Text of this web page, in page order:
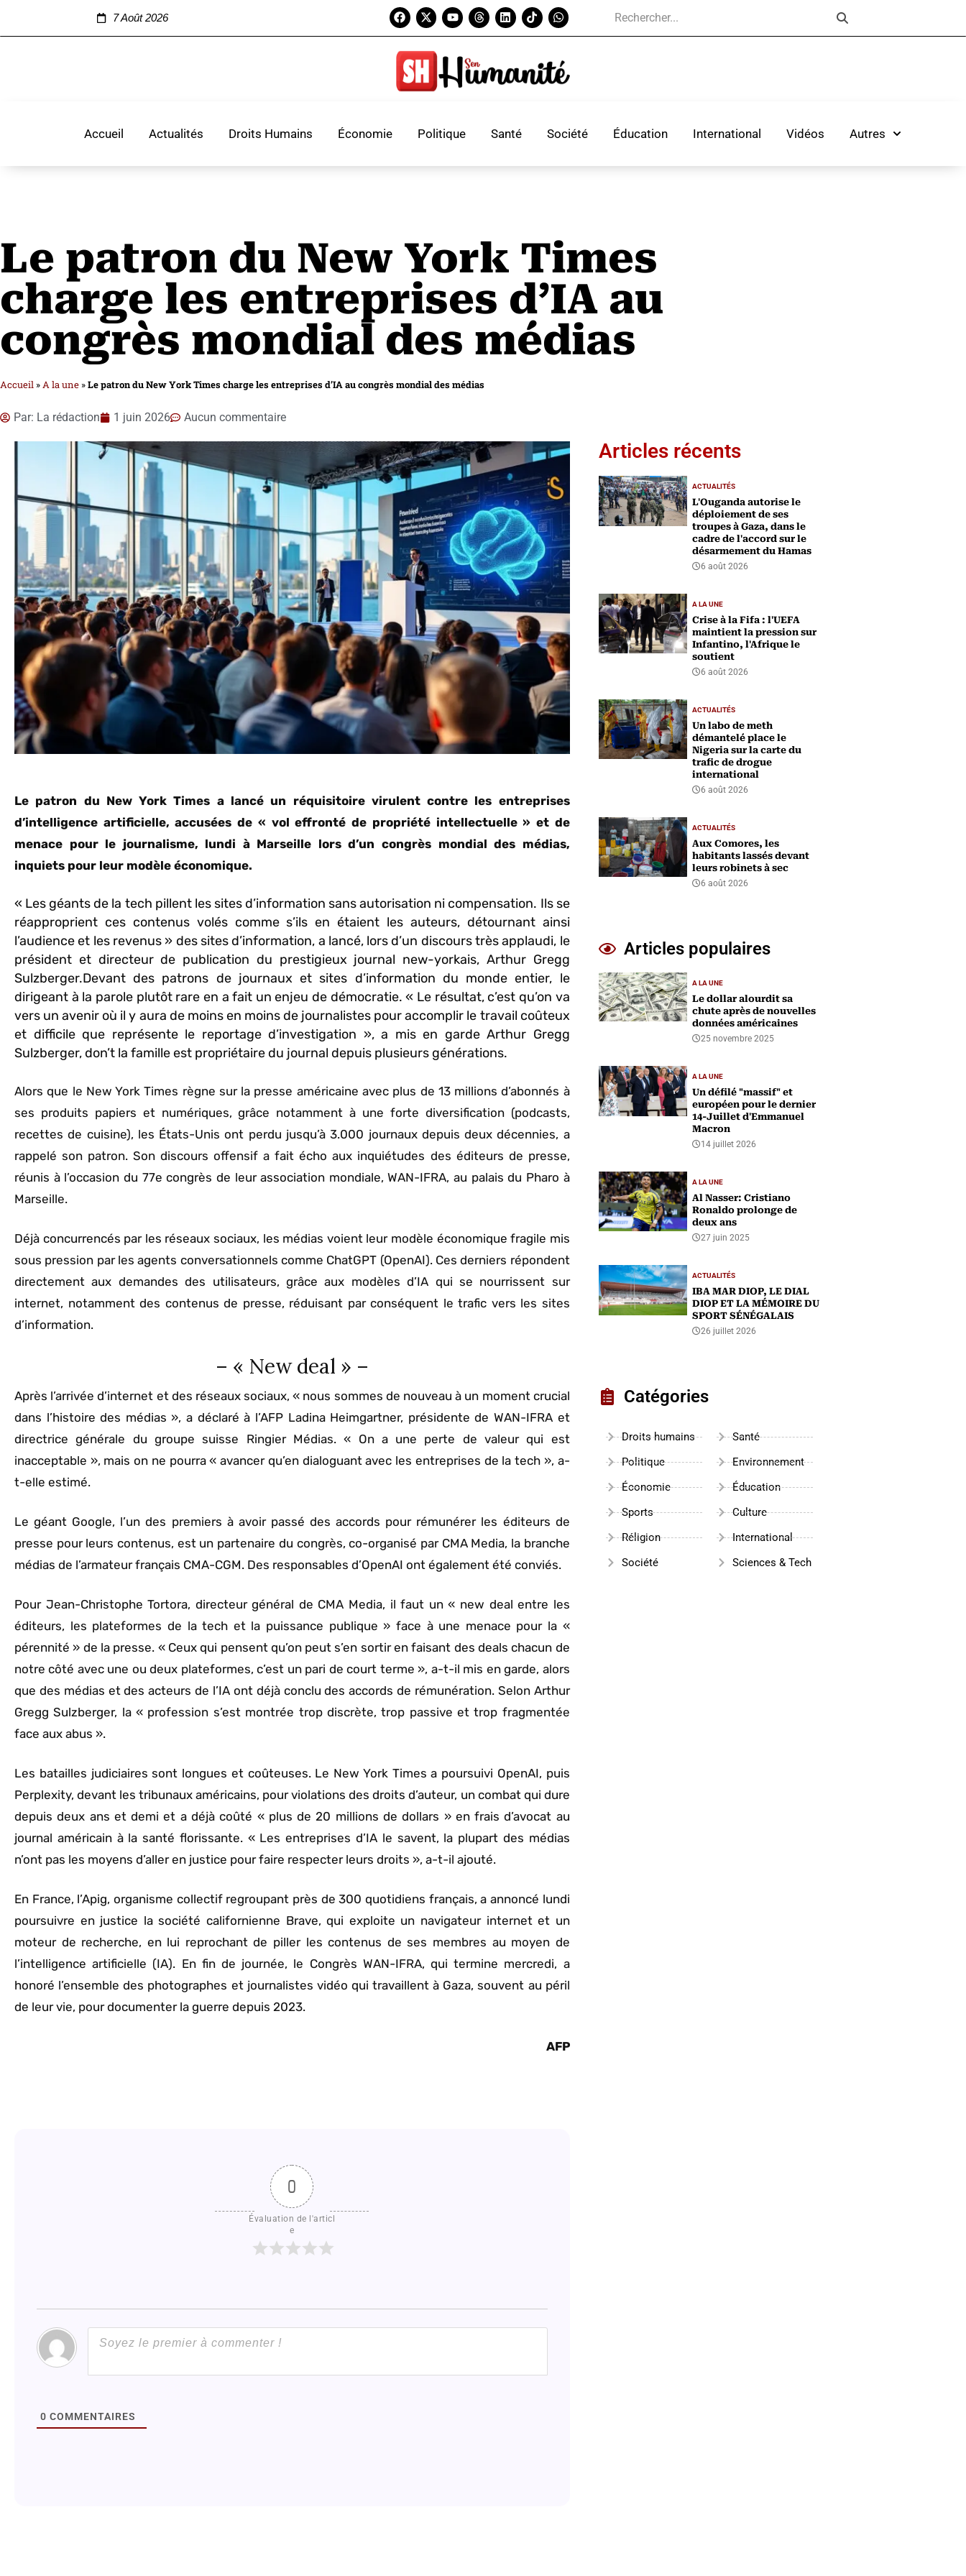
7 Août 2026
Accueil Actualités Droits Humains Économie Politique Santé Société Éducation International Vidéos Autres
Le patron du New York Times
charge les entreprises d’IA au
congrès mondial des médias
Accueil »A la une »Le patron du New York Times charge les entreprises d’IA au congrès mondial des médias
Par: La rédaction 1 juin 2026 Aucun commentaire
Le patron du New York Times a lancé un réquisitoire virulent contre les entreprises
d’intelligence artificielle, accusées de « vol effronté de propriété intellectuelle » et de
menace pour le journalisme, lundi à Marseille lors d’un congrès mondial des médias,
inquiets pour leur modèle économique.
« Les géants de la tech pillent les sites d’information sans autorisation ni compensation. Ils se
réapproprient ces contenus volés comme s’ils en étaient les auteurs, détournant ainsi
l’audience et les revenus » des sites d’information, a lancé, lors d’un discours très applaudi, le
président et directeur de publication du prestigieux journal new-yorkais, Arthur Gregg
Sulzberger.Devant des patrons de journaux et sites d’information du monde entier, le
dirigeant à la parole plutôt rare en a fait un enjeu de démocratie. « Le résultat, c’est qu’on va
vers un avenir où il y aura de moins en moins de journalistes pour accomplir le travail coûteux
et difficile que représente le reportage d’investigation », a mis en garde Arthur Gregg
Sulzberger, don’t la famille est propriétaire du journal depuis plusieurs générations.
Alors que le New York Times règne sur la presse américaine avec plus de 13 millions d’abonnés à
ses produits papiers et numériques, grâce notamment à une forte diversification (podcasts,
recettes de cuisine), les États-Unis ont perdu jusqu’à 3.000 journaux depuis deux décennies, a
rappelé son patron. Son discours offensif a fait écho aux inquiétudes des éditeurs de presse,
réunis à l’occasion du 77e congrès de leur association mondiale, WAN-IFRA, au palais du Pharo à
Marseille.
Déjà concurrencés par les réseaux sociaux, les médias voient leur modèle économique fragile mis
sous pression par les agents conversationnels comme ChatGPT (OpenAI). Ces derniers répondent
directement aux demandes des utilisateurs, grâce aux modèles d’IA qui se nourrissent sur
internet, notamment des contenus de presse, réduisant par conséquent le trafic vers les sites
d’information.
– « New deal » –
Après l’arrivée d’internet et des réseaux sociaux, « nous sommes de nouveau à un moment crucial
dans l’histoire des médias », a déclaré à l’AFP Ladina Heimgartner, présidente de WAN-IFRA et
directrice générale du groupe suisse Ringier Médias. « On a une perte de valeur qui est
inacceptable », mais on ne pourra « avancer qu’en dialoguant avec les entreprises de la tech », a-
t-elle estimé.
Le géant Google, l’un des premiers à avoir passé des accords pour rémunérer les éditeurs de
presse pour leurs contenus, est un partenaire du congrès, co-organisé par CMA Media, la branche
médias de l’armateur français CMA-CGM. Des responsables d’OpenAI ont également été conviés.
Pour Jean-Christophe Tortora, directeur général de CMA Media, il faut un « new deal entre les
éditeurs, les plateformes de la tech et la puissance publique » face à une menace pour la «
pérennité » de la presse. « Ceux qui pensent qu’on peut s’en sortir en faisant des deals chacun de
notre côté avec une ou deux plateformes, c’est un pari de court terme », a-t-il mis en garde, alors
que des médias et des acteurs de l’IA ont déjà conclu des accords de rémunération. Selon Arthur
Gregg Sulzberger, la « profession s’est montrée trop discrète, trop passive et trop fragmentée
face aux abus ».
Les batailles judiciaires sont longues et coûteuses. Le New York Times a poursuivi OpenAI, puis
Perplexity, devant les tribunaux américains, pour violations des droits d’auteur, un combat qui dure
depuis deux ans et demi et a déjà coûté « plus de 20 millions de dollars » en frais d’avocat au
journal américain à la santé florissante. « Les entreprises d’IA le savent, la plupart des médias
n’ont pas les moyens d’aller en justice pour faire respecter leurs droits », a-t-il ajouté.
En France, l’Apig, organisme collectif regroupant près de 300 quotidiens français, a annoncé lundi
poursuivre en justice la société californienne Brave, qui exploite un navigateur internet et un
moteur de recherche, en lui reprochant de piller les contenus de ses membres au moyen de
l’intelligence artificielle (IA). En fin de journée, le Congrès WAN-IFRA, qui termine mercredi, a
honoré l’ensemble des photographes et journalistes vidéo qui travaillent à Gaza, souvent au péril
de leur vie, pour documenter la guerre depuis 2023.
AFP
0
Évaluation de l'articl
e
0 COMMENTAIRES
Articles récents
ACTUALITÉS
L'Ouganda autorise le
déploiement de ses
troupes à Gaza, dans le
cadre de l'accord sur le
désarmement du Hamas
6 août 2026
A LA UNE
Crise à la Fifa : l'UEFA
maintient la pression sur
Infantino, l'Afrique le
soutient
6 août 2026
ACTUALITÉS
Un labo de meth
démantelé place le
Nigeria sur la carte du
trafic de drogue
international
6 août 2026
ACTUALITÉS
Aux Comores, les
habitants lassés devant
leurs robinets à sec
6 août 2026
Articles populaires
A LA UNE
Le dollar alourdit sa
chute après de nouvelles
données américaines
25 novembre 2025
A LA UNE
Un défilé "massif" et
européen pour le dernier
14-Juillet d'Emmanuel
Macron
14 juillet 2026
A LA UNE
Al Nasser: Cristiano
Ronaldo prolonge de
deux ans
27 juin 2025
ACTUALITÉS
IBA MAR DIOP, LE DIAL
DIOP ET LA MÉMOIRE DU
SPORT SÉNÉGALAIS
26 juillet 2026
Catégories
Droits humains
Politique
Économie
Sports
Réligion
Société
Santé
Environnement
Éducation
Culture
International
Sciences & Tech